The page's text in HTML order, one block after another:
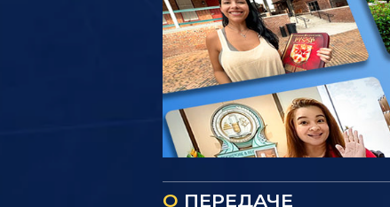
О ПЕРЕДАЧЕ